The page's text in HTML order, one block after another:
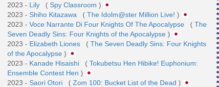
2023 - Lily ( Spy Classroom )
2023 - Shiho Kitazawa ( The Idolm@ster Million Live! )
2023 - Voce Narrante Di Four Knights Of The Apocalypse ( The
Seven Deadly Sins: Four Knights of the Apocalypse )
2023 - Elizabeth Liones ( The Seven Deadly Sins: Four Knights
of the Apocalypse )
2023 - Kanade Hisaishi ( Tokubetsu Hen Hibike! Euphonium:
Ensemble Contest Hen )
2023 - Saori Otori ( Zom 100: Bucket List of the Dead )